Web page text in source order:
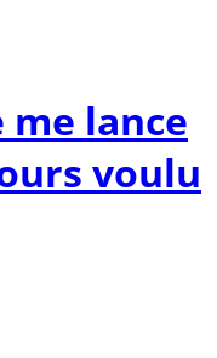
me lance
voulu